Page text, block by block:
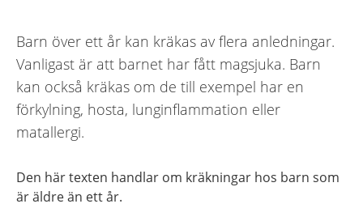
Barn över ett år kan kräkas av flera anledningar.
Vanligast är att barnet har fått magsjuka. Barn
kan också kräkas om de till exempel har en
förkylning, hosta, lunginflammation eller
matallergi.
Den här texten handlar om kräkningar hos barn som
är äldre än ett år.